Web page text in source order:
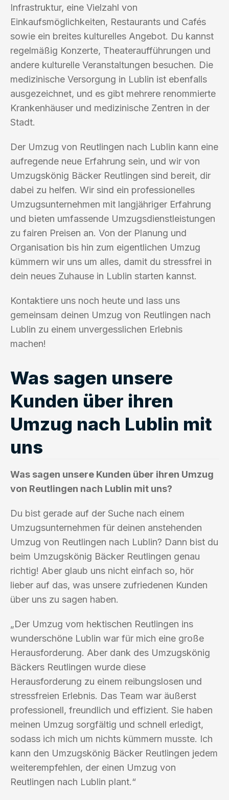
Infrastruktur, eine Vielzahl von
Einkaufsmöglichkeiten, Restaurants und Cafés
sowie ein breites kulturelles Angebot. Du kannst
regelmäßig Konzerte, Theateraufführungen und
andere kulturelle Veranstaltungen besuchen. Die
medizinische Versorgung in Lublin ist ebenfalls
ausgezeichnet, und es gibt mehrere renommierte
Krankenhäuser und medizinische Zentren in der
Stadt.
Der Umzug von Reutlingen nach Lublin kann eine
aufregende neue Erfahrung sein, und wir von
Umzugskönig Bäcker Reutlingen sind bereit, dir
dabei zu helfen. Wir sind ein professionelles
Umzugsunternehmen mit langjähriger Erfahrung
und bieten umfassende Umzugsdienstleistungen
zu fairen Preisen an. Von der Planung und
Organisation bis hin zum eigentlichen Umzug
kümmern wir uns um alles, damit du stressfrei in
dein neues Zuhause in Lublin starten kannst.
Kontaktiere uns noch heute und lass uns
gemeinsam deinen Umzug von Reutlingen nach
Lublin zu einem unvergesslichen Erlebnis
machen!
Was sagen unsere
Kunden über ihren
Umzug nach Lublin mit
uns
Was sagen unsere Kunden über ihren Umzug
von Reutlingen nach Lublin mit uns?
Du bist gerade auf der Suche nach einem
Umzugsunternehmen für deinen anstehenden
Umzug von Reutlingen nach Lublin? Dann bist du
beim Umzugskönig Bäcker Reutlingen genau
richtig! Aber glaub uns nicht einfach so, hör
lieber auf das, was unsere zufriedenen Kunden
über uns zu sagen haben.
„Der Umzug vom hektischen Reutlingen ins
wunderschöne Lublin war für mich eine große
Herausforderung. Aber dank des Umzugskönig
Bäckers Reutlingen wurde diese
Herausforderung zu einem reibungslosen und
stressfreien Erlebnis. Das Team war äußerst
professionell, freundlich und effizient. Sie haben
meinen Umzug sorgfältig und schnell erledigt,
sodass ich mich um nichts kümmern musste. Ich
kann den Umzugskönig Bäcker Reutlingen jedem
weiterempfehlen, der einen Umzug von
Reutlingen nach Lublin plant.“